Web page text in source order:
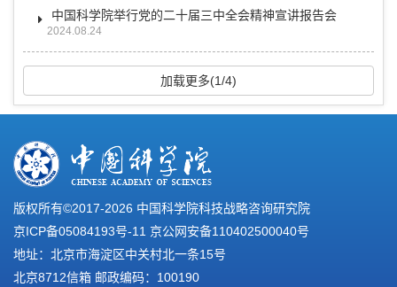
中国科学院举行党的二十届三中全会精神宣讲报告会
2024.08.24
加载更多(1/4)
版权所有©2017-2026 中国科学院科技战略咨询研究院
京ICP备05084193号-11 京公网安备110402500040号
地址：北京市海淀区中关村北一条15号
北京8712信箱 邮政编码：100190